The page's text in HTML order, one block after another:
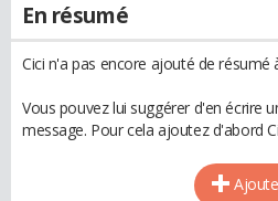
En résumé
Cici n'a pas encore ajouté de résumé
Vous pouvez lui suggérer d'en écrire
message. Pour cela ajoutez d'abord